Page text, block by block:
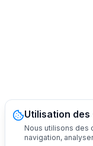
Utilisation des
Nous utilisons des
navigation,